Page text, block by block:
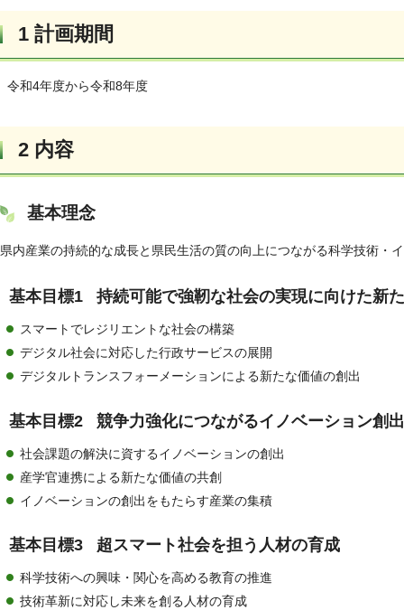
1 計画期間
令和4年度から令和8年度
2 内容
基本理念
県内産業の持続的な成長と県民生活の質の向上につながる科学技術・
基本目標1 持続可能で強靭な社会の実現に向けた新
スマートでレジリエントな社会の構築
デジタル社会に対応した行政サービスの展開
デジタルトランスフォーメーションによる新たな価値の創出
基本目標2 競争力強化につながるイノベーション創
社会課題の解決に資するイノベーションの創出
産学官連携による新たな価値の共創
イノベーションの創出をもたらす産業の集積
基本目標3 超スマート社会を担う人材の育成
科学技術への興味・関心を高める教育の推進
技術革新に対応し未来を創る人材の育成